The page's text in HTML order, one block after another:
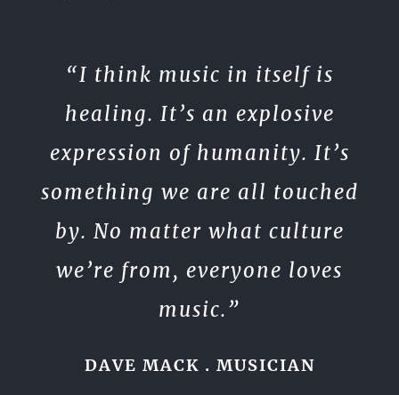
“I think music in itself is
healing. It’s an explosive
expression of humanity. It’s
something we are all touched
by. No matter what culture
we’re from, everyone loves
music.”
DAVE MACK . MUSICIAN